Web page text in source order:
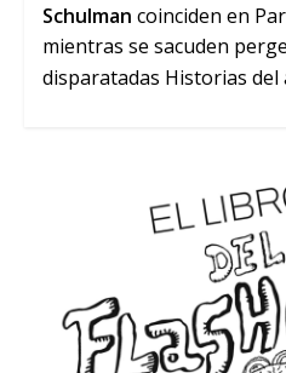
Schulman coinciden en
mientras se sacuden
disparatadas Historias del